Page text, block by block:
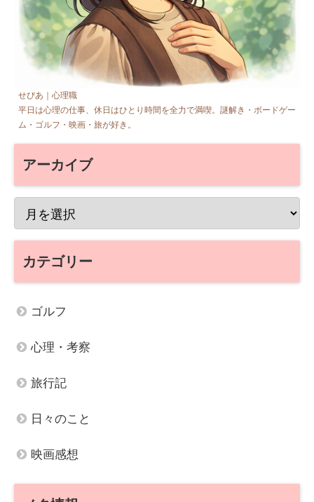
せぴあ｜心理職
平日は心理の仕事、休日はひとり時間を全力で満喫。謎解き・ボードゲー
ム・ゴルフ・映画・旅が好き。
アーカイブ
カテゴリー
ゴルフ
心理・考察
旅行記
日々のこと
映画感想